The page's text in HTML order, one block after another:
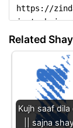
Related
Kujh saaf dila
|| sajna